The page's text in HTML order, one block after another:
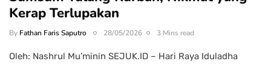
Kerap Terlupakan
By Fathan Faris Saputro 28/05/2026 3 Mins read
Oleh: Nashrul Mu’minin SEJUK.ID – Hari Raya Iduladha